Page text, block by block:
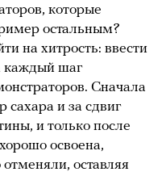
которые
остальным?
на хитрость: ввести
каждый шаг
Сначала
сахара и за сдвиг
и только после
освоена,
оставляя